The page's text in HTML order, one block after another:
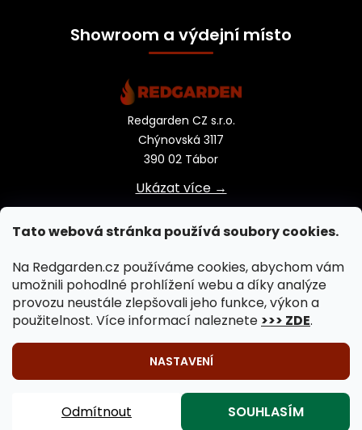
Tato webová stránka používá soubory cookies.
Na Redgarden.cz používáme cookies, abychom vám
umožnili pohodlné prohlížení webu a díky analýze
provozu neustále zlepšovali jeho funkce, výkon a
použitelnost. Více informací naleznete >>> ZDE.
NASTAVENÍ
Odmítnout SOUHLASÍM
🔥 Venkovní vaření na ohni je záležitostí celého roku!
Záhradní krby, záhradní grily, záhradní kamna, záhradní
ohniště 🔥
Showroom a výdejní místo
Redgarden CZ s.r.o.
Chýnovská 3117
390 02 Tábor
Ukázat více →
Vytvořil Shoptet
Upravil Balkys
Copyright 2026
. Všechna práva